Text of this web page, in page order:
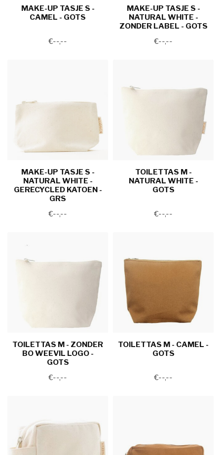
MAKE-UP TASJE S -
CAMEL - GOTS
€--,--
MAKE-UP TASJE S -
NATURAL WHITE -
ZONDER LABEL - GOTS
€--,--
MAKE-UP TASJE S -
NATURAL WHITE -
GERECYCLED KATOEN -
GRS
€--,--
TOILETTAS M -
NATURAL WHITE -
GOTS
€--,--
TOILETTAS M - ZONDER
BO WEEVIL LOGO -
GOTS
€--,--
TOILETTAS M - CAMEL -
GOTS
€--,--